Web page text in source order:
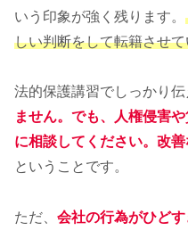
いう印象が強く残ります。
しい判断をして転籍させ
法的保護講習でしっかり伝
ません。でも、人権侵害
に相談してください。改
ということです。
ただ、 会社の行為がひどす